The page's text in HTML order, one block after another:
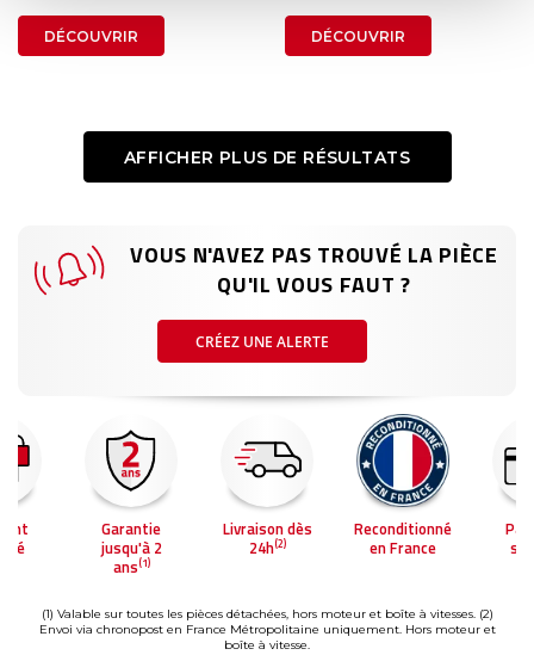
DÉCOUVRIR DÉCOUVRIR
AFFICHER PLUS DE RÉSULTATS
VOUS N'AVEZ PAS TROUVÉ LA PIÈCE
QU'IL VOUS FAUT ?
CRÉEZ UNE ALERTE
Garantie
jusqu'à 2
ans(1)
Livraison dès
24h(2)
Reconditionné
en France
(1) Valable sur toutes les pièces détachées, hors moteur et boîte à vitesses. (2)
Envoi via chronopost en France Métropolitaine uniquement. Hors moteur et
boîte à vitesse.